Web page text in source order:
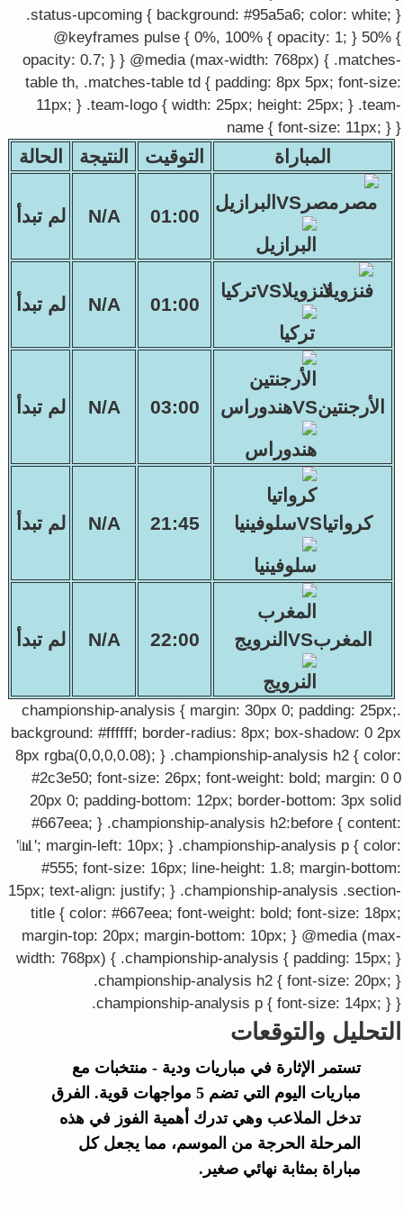
.status-upcoming { background: #95a5a6; color: white; }
@keyframes pulse { 0%, 100% { opacity: 1; } 50% {
opacity: 0.7; } } @media (max-width: 768px) { .matches-
table th, .matches-table td { padding: 8px 5px; font-size:
11px; } .team-logo { width: 25px; height: 25px; } .team-
name { font-size: 11px; } }
المباراة التوقيت النتيجة الحالة
مصرVSالبرازيل
01:00
N/A لم تبدأ
فنزويلاVSتركيا
01:00
N/A لم تبدأ
الأرجنتينVSهندوراس 03:00
N/A لم تبدأ
كرواتياVSسلوفينيا 21:45
N/A لم تبدأ
المغربVSالنرويج 22:00
N/A لم تبدأ
.championship-analysis { margin: 30px 0; padding: 25px;
background: #ffffff; border-radius: 8px; box-shadow: 0 2px
8px rgba(0,0,0,0.08); } .championship-analysis h2 { color:
#2c3e50; font-size: 26px; font-weight: bold; margin: 0 0
20px 0; padding-bottom: 12px; border-bottom: 3px solid
#667eea; } .championship-analysis h2:before { content:
'📊'; margin-left: 10px; } .championship-analysis p { color:
#555; font-size: 16px; line-height: 1.8; margin-bottom:
15px; text-align: justify; } .championship-analysis .section-
title { color: #667eea; font-weight: bold; font-size: 18px;
margin-top: 20px; margin-bottom: 10px; } @media (max-
width: 768px) { .championship-analysis { padding: 15px; }
.championship-analysis h2 { font-size: 20px; }
.championship-analysis p { font-size: 14px; } }
التحليل والتوقعات
تستمر الإثارة في مباريات ودية - منتخبات مع
مباريات اليوم التي تضم 5 مواجهات قوية. الفرق
تدخل الملاعب وهي تدرك أهمية الفوز في هذه
المرحلة الحرجة من الموسم، مما يجعل كل
مباراة بمثابة نهائي صغير.